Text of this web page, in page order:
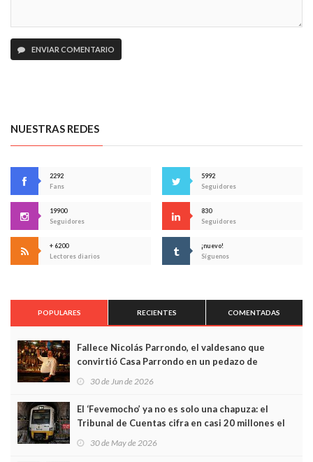
ENVIAR COMENTARIO
NUESTRAS REDES
2292
Fans
5992
Seguidores
19900
Seguidores
830
Seguidores
+ 6200
Lectores diarios
¡nuevo!
Síguenos
POPULARES RECIENTES COMENTADAS
Fallece Nicolás Parrondo, el valdesano que
convirtió Casa Parrondo en un pedazo de
Asturias en Madrid
30 de Jun de 2026
El ‘Fevemocho’ ya no es solo una chapuza: el
Tribunal de Cuentas cifra en casi 20 millones el
sobrecoste de los trenes que no cabían por los
30 de May de 2026